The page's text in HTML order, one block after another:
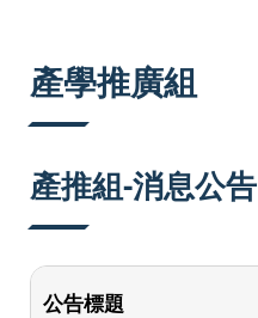
產學推廣組
產推組-消息公告
公告標題